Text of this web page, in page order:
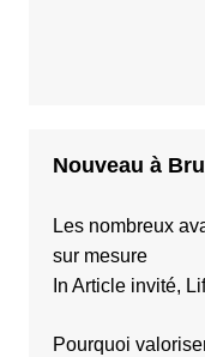
Nouveau à
Les nombreux
sur mesure
In Article invité,
Pourquoi